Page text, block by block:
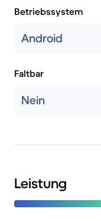
Betriebssystem
Android
Faltbar
Nein
Leistung